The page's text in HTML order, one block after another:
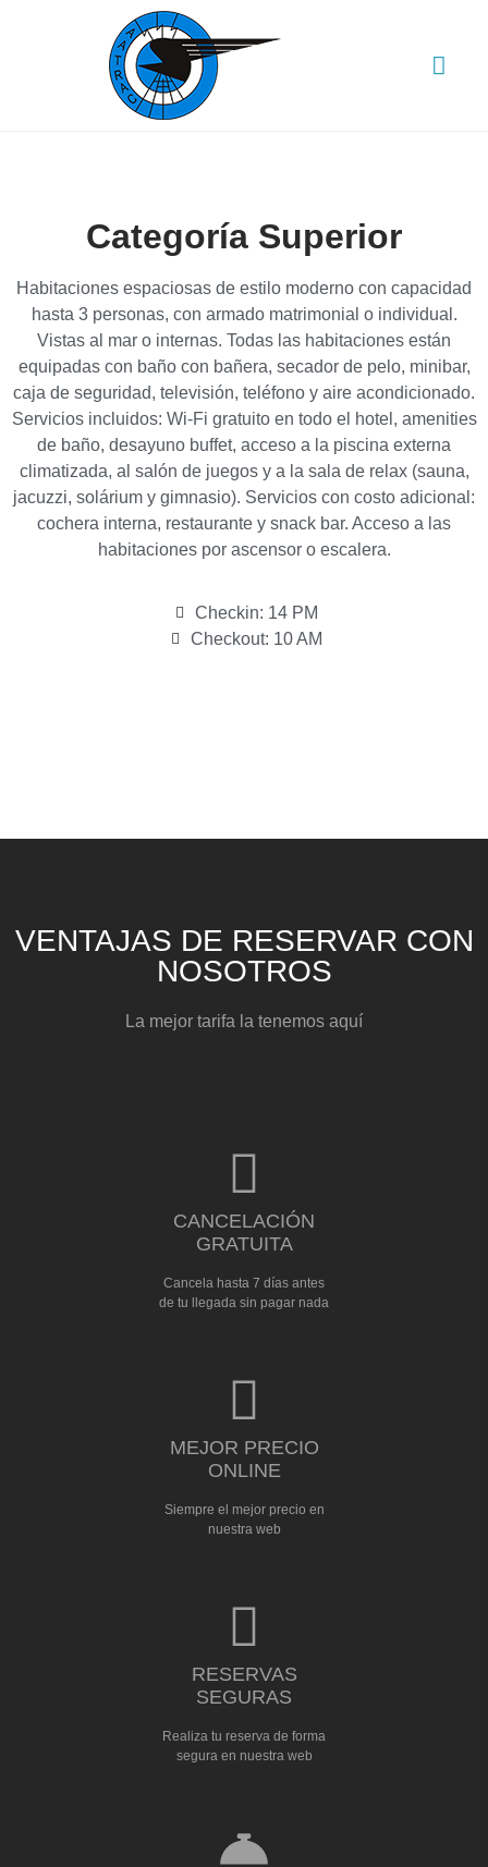
Categoría Superior
Habitaciones espaciosas de estilo moderno con capacidad
hasta 3 personas, con armado matrimonial o individual.
Vistas al mar o internas. Todas las habitaciones están
equipadas con baño con bañera, secador de pelo, minibar,
caja de seguridad, televisión, teléfono y aire acondicionado.
Servicios incluidos: Wi-Fi gratuito en todo el hotel, amenities
de baño, desayuno buffet, acceso a la piscina externa
climatizada, al salón de juegos y a la sala de relax (sauna,
jacuzzi, solárium y gimnasio). Servicios con costo adicional:
cochera interna, restaurante y snack bar. Acceso a las
habitaciones por ascensor o escalera.
Checkin: 14 PM
Checkout: 10 AM
VENTAJAS DE RESERVAR CON
NOSOTROS
La mejor tarifa la tenemos aquí
CANCELACIÓN
GRATUITA
Cancela hasta 7 días antes
de tu llegada sin pagar nada
MEJOR PRECIO
ONLINE
Siempre el mejor precio en
nuestra web
RESERVAS
SEGURAS
Realiza tu reserva de forma
segura en nuestra web